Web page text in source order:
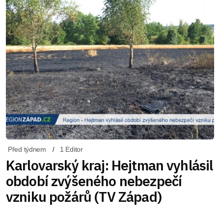
Před týdnem 1 Editor
Karlovarský kraj: Hejtman vyhlásil
období zvýšeného nebezpečí
vzniku požárů (TV Západ)